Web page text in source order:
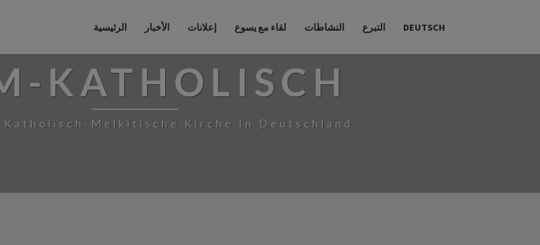
الرئيسية الأخبار إعلانات لقاء مع يسوع النشاطات التبرع DEUTSCH
KATHOLISCH
Katholisch-Melkitische Kirche In Deutschland